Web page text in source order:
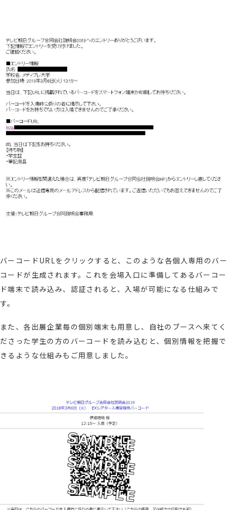
バーコードURLをクリックすると、このような各個人専用のバー
コードが生成されます。これを会場入口に準備してあるバーコー
ド端末で読み込み、認証されると、入場が可能になる仕組みで
す。
また、各出展企業毎の個別端末も用意し、自社のブースへ来てく
ださった学生の方のバーコードを読み込むと、個別情報を把握で
きるような仕組みもご用意しました。